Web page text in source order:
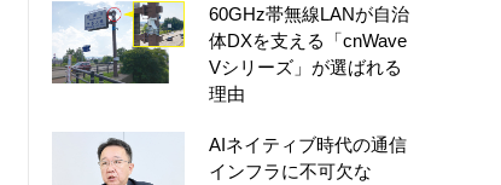
60GHz帯無線LANが自治
体DXを支える「cnWave
Vシリーズ」が選ばれる
理由
AIネイティブ時代の通信
インフラに不可欠な